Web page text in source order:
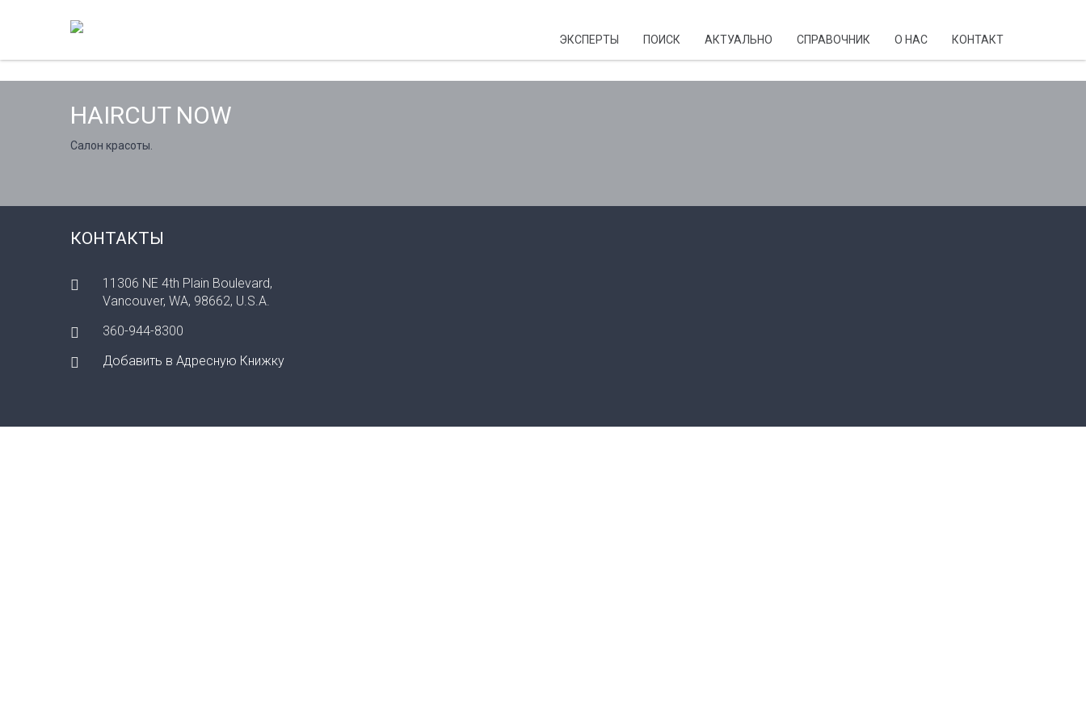
ЭКСПЕРТЫ ПОИСК АКТУАЛЬНО CПРАВОЧНИК О НАС КОНТАКТ
HAIRCUT NOW
Салон красоты.
КОНТАКТЫ
11306 NE 4th Plain Boulevard,
Vancouver, WA, 98662, U.S.A.
360-944-8300
Добавить в Адресную Книжку